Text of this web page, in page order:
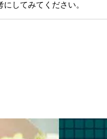
してみてください。